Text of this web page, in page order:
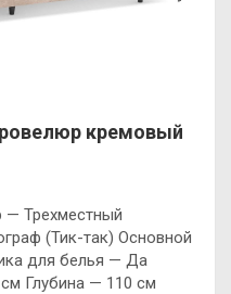
кремовый
Трехместный
(Тик-так) Основной
для белья — Да
Глубина — 110 см